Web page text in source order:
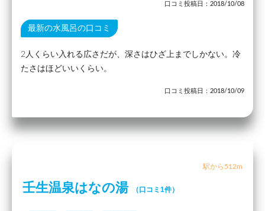
口コミ投稿日：2018/10/08
最新の水風呂の口コミ
2人くらい入れる広さだが、深さはひざ上までしかない。冷
たさはほどいいくらい。
口コミ投稿日：2018/10/09
駅から512m
壬生温泉はなの湯 （口コミ1件）